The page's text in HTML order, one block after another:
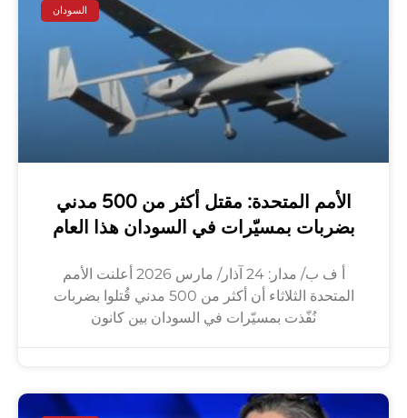
السودان
الأمم المتحدة: مقتل أكثر من 500 مدني
بضربات بمسيّرات في السودان هذا العام
أ ف ب/ مدار: 24 آذار/ مارس 2026 أعلنت الأمم
المتحدة الثلاثاء أن أكثر من 500 مدني قُتلوا بضربات
نُفّذت بمسيّرات في السودان بين كانون